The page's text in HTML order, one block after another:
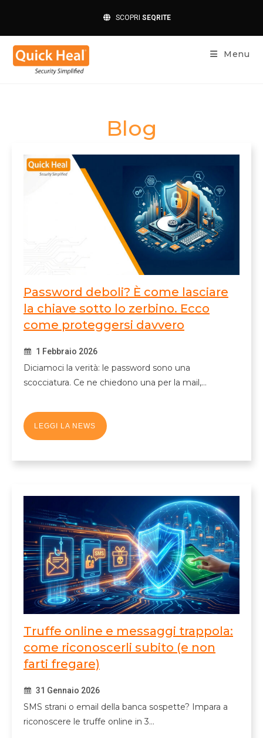
SCOPRI SEQRITE
Menu
Blog
Password deboli? È come lasciare
la chiave sotto lo zerbino. Ecco
come proteggersi davvero
1 Febbraio 2026
Diciamoci la verità: le password sono una
scocciatura. Ce ne chiedono una per la mail,…
LEGGI LA NEWS
Truffe online e messaggi trappola:
come riconoscerli subito (e non
farti fregare)
31 Gennaio 2026
SMS strani o email della banca sospette? Impara a
riconoscere le truffe online in 3…